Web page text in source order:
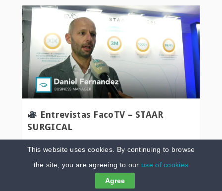
Entrevistas FacoTV – STAAR
SURGICAL
En FacoElche 2026 entrevistamos a Daniel
compañía líder en lentes fáquicas EVO ICL, con más
de tres millones de implantes realizados. Entre las
This website uses cookies. By continuing to browse
the site, you are agreeing to our use of cookies
Agree